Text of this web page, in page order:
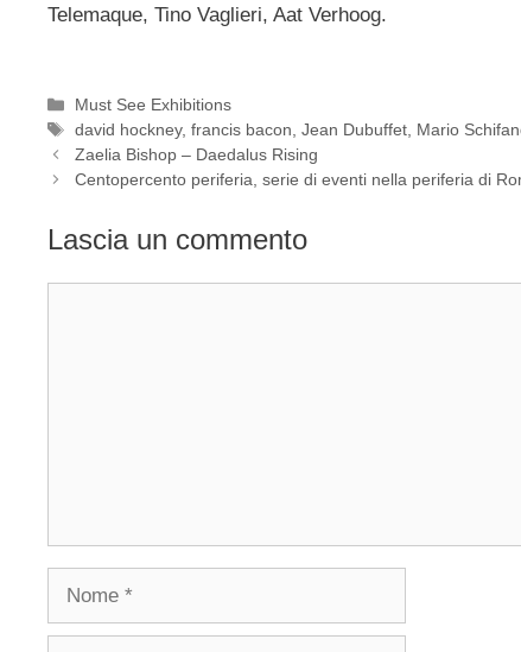
Telemaque, Tino Vaglieri, Aat Verhoog.
Categorie
Must See Exhibitions
Tag
david hockney,francis bacon,Jean Dubuffet, Mario
Zaelia Bishop – Daedalus Rising
Centopercento periferia, serie di eventi nella periferia di
Lascia un commento